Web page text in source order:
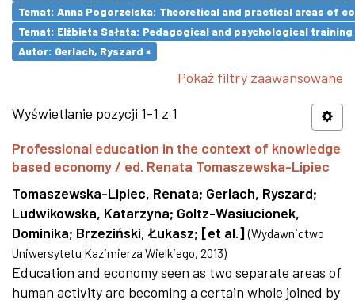
Temat: Anna Pogorzelska: Theoretical and practical areas of
Temat: Elżbieta Sałata: Pedagogical and psychological
Autor: Gerlach, Ryszard ×
Pokaż filtry zaawansowane
Wyświetlanie pozycji 1-1 z 1
Professional education in the context of knowledge
based economy / ed. Renata Tomaszewska-Lipiec
Tomaszewska-Lipiec, Renata; Gerlach, Ryszard;
Ludwikowska, Katarzyna; Goltz-Wasiucionek,
Dominika; Brzeziński, Łukasz; [et al.] (Wydawnictwo
Uniwersytetu Kazimierza Wielkiego, 2013)
Education and economy seen as two separate areas of
human activity are becoming a certain whole joined by